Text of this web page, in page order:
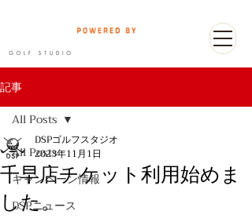
記事
All Posts
キャンペーン情報
DSPニュース
All Posts
千早店チケット利用始めま
した。
DSPゴルフスタジオ
2023年11月1日